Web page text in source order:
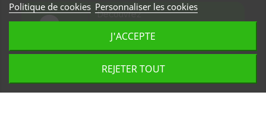
Découvrez
Accédez à nos articles
Politique de cookies Personnaliser les cookies
REJETER TOUT
J'ACCEPTE
Tous droits réservés, MD Ouest © 2026